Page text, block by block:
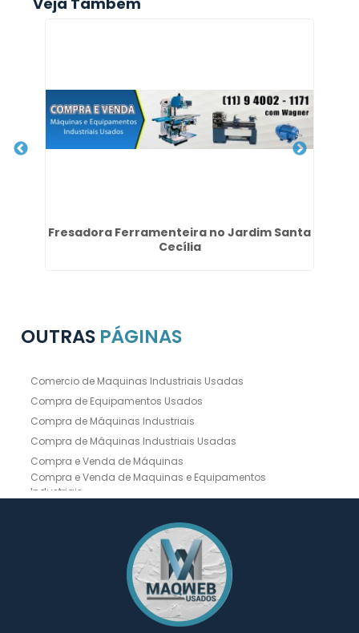
Fresadora Ferramenteira no Jardim Santa
Cecília
OUTRAS PÁGINAS
Comercio de Maquinas Industriais Usadas
Compra de Equipamentos Usados
Compra de Máquinas Industriais
Compra de Máquinas Industriais Usadas
Compra e Venda de Máquinas
Compra e Venda de Maquinas e Equipamentos
Industriais
Compra e Venda de Máquinas Operatrizes
Dobradeira CNC Usada
Dobradeira de Chapa Hidráulica Usada
Dobradeira de Chapas
Dobradeira Hidráulica
Dobradeira Hidráulica Usada
Dobradeira Industrial